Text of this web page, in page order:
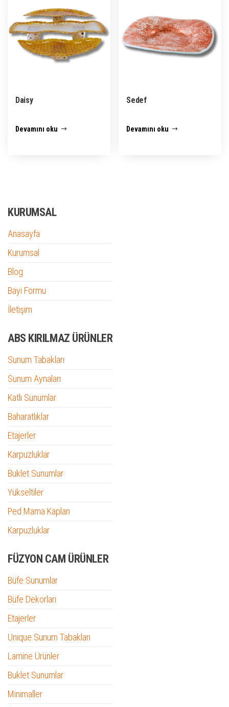
Daisy
Devamını oku
Sedef
Devamını oku
KURUMSAL
Anasayfa
Kurumsal
Blog
Bayi Formu
İletişim
ABS KIRILMAZ ÜRÜNLER
Sunum Tabakları
Sunum Aynaları
Katlı Sunumlar
Baharatlıklar
Etajerler
Karpuzluklar
Buklet Sunumlar
Yükseltiler
Ped Mama Kapları
Karpuzluklar
FÜZYON CAM ÜRÜNLER
Büfe Sunumlar
Büfe Dekorları
Etajerler
Unique Sunum Tabakları
Lamine Ürünler
Buklet Sunumlar
Minimaller